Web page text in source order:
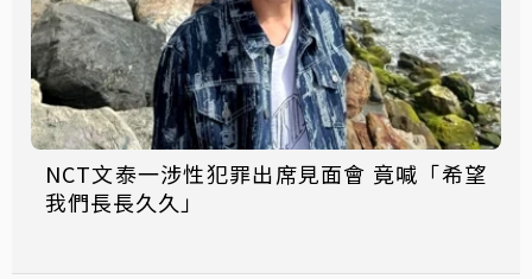
NCT文泰一涉性犯罪出席見面會 竟喊「希望
我們長長久久」